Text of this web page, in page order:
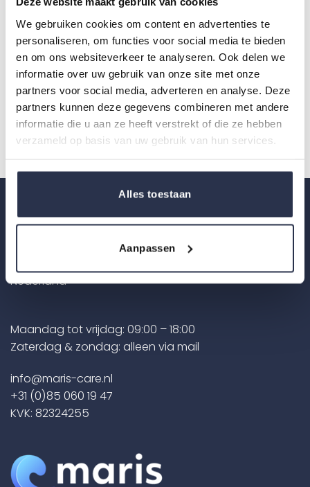
We gebruiken cookies om content en advertenties te
personaliseren, om functies voor social media te bieden
en om ons websiteverkeer te analyseren. Ook delen we
informatie over uw gebruik van onze site met onze
partners voor social media, adverteren en analyse. Deze
partners kunnen deze gegevens combineren met andere
informatie die u aan ze heeft verstrekt of die ze hebben
verzameld op basis van uw gebruik van hun services.
Alles toestaan
Aanpassen
Je persoonlijke gegevens worden gebruikt om je ervaring
op deze site te ondersteunen, om toegang tot je account
te beheren en voor andere doeleinden zoals omschreven
in onze privacybeleid.
Registreren
Nederland
Maandag tot vrijdag: 09:00 – 18:00
Zaterdag & zondag: alleen via mail
info@maris-care.nl
+31 (0)85 060 19 47
KVK: 82324255